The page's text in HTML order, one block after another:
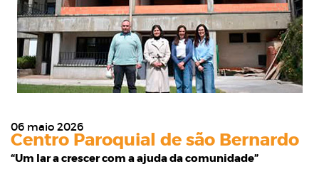
06 maio 2026
Centro Paroquial de são Bernardo
“Um lar a crescer com a ajuda da comunidade”